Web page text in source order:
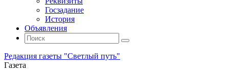
Госзадание
История
Объявления
Поиск
Искать:
Поиск
Редакция газеты "Светлый путь"
Газета